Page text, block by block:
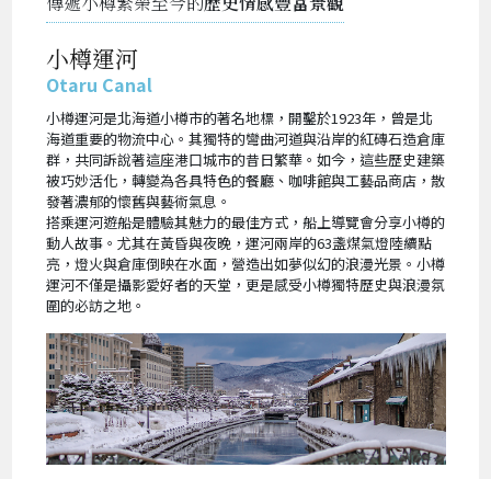
小樽運河
Otaru Canal
小樽運河是北海道小樽市的著名地標，開鑿於1923年，曾是北
海道重要的物流中心。其獨特的彎曲河道與沿岸的紅磚石造倉庫
群，共同訴說著這座港口城市的昔日繁華。如今，這些歷史建築
被巧妙活化，轉變為各具特色的餐廳、咖啡館與工藝品商店，散
發著濃郁的懷舊與藝術氣息。
搭乘運河遊船是體驗其魅力的最佳方式，船上導覽會分享小樽的
動人故事。尤其在黃昏與夜晚，運河兩岸的63盞煤氣燈陸續點
亮，燈火與倉庫倒映在水面，營造出如夢似幻的浪漫光景。小樽
運河不僅是攝影愛好者的天堂，更是感受小樽獨特歷史與浪漫氛
圍的必訪之地。